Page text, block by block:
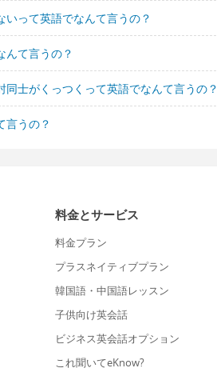
いって英語でなんて言うの？
て言うの？
士がくっつくって英語でなんて言うの？
言うの？
料金とサービス
料金プラン
プラスネイティブプラン
韓国語・中国語レッスン
子供向け英会話
ビジネス英会話オプション
これ聞いてeKnow?